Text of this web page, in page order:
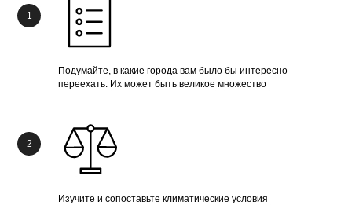
Подумайте, в какие города вам было бы интересно
переехать. Их может быть великое множество
Изучите и сопоставьте климатические условия